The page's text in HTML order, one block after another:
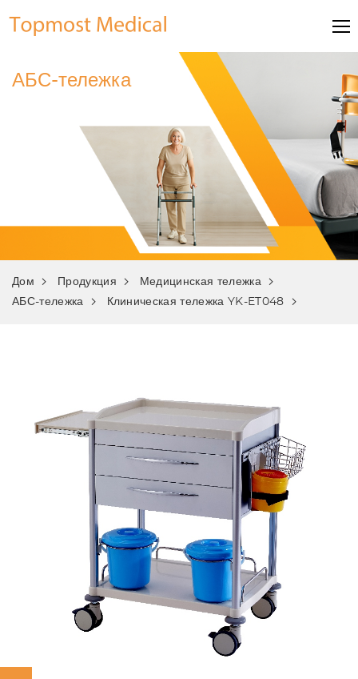
АБС-тележка
Дом Продукция
Медицинская тележка
АБС-тележка
Клиническая тележка YK-ET048